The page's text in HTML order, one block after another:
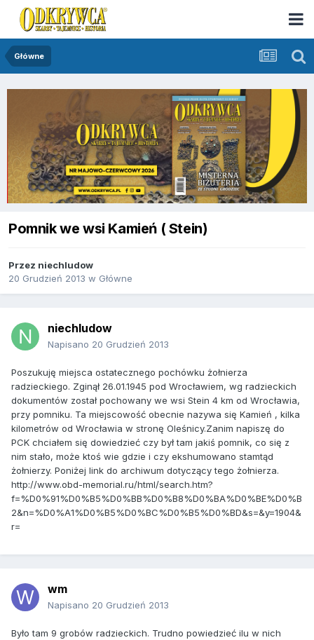
Główne
Pomnik we wsi Kamień ( Stein)
Przez niechludow
20 Grudzień 2013 w Główne
niechludow
Napisano 20 Grudzień 2013
Poszukuję miejsca ostatecznego pochówku żołnierza
radzieckiego. Zginął 26.01.1945 pod Wrocławiem, wg radzieckich
dokumentów został pochowany we wsi Stein 4 km od Wrocławia,
przy pomniku. Ta miejscowość obecnie nazywa się Kamień , kilka
kilometrów od Wrocławia w stronę Oleśnicy.Zanim napiszę do
PCK chciałem się dowiedzieć czy był tam jakiś pomnik, co się z
nim stało, może ktoś wie gdzie i czy ekshumowano stamtąd
żołnierzy. Poniżej link do archiwum dotyczący tego żołnierza.
http://www.obd-memorial.ru/html/search.htm?
f=%D0%91%D0%B5%D0%BB%D0%B8%D0%BA%D0%BE%D0%B
2&n=%D0%A1%D0%B5%D0%BC%D0%B5%D0%BD&s=&y=1904&
r=
wm
Napisano 20 Grudzień 2013
Było tam 9 grobów radzieckich. Trudno powiedzieć ilu w nich